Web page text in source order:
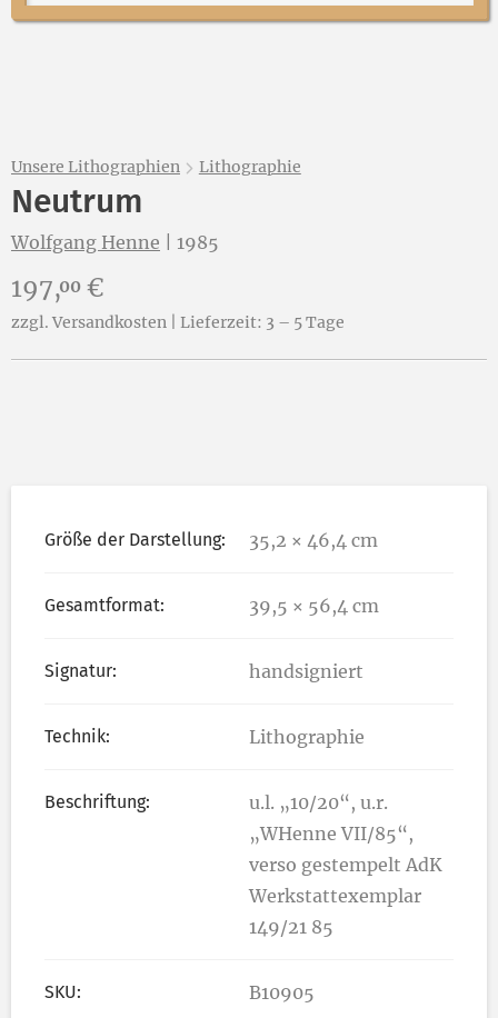
Unsere Lithographien Lithographie
Neutrum
Wolfgang Henne 1985
Preis:
197,00 €
zzgl. Versandkosten | Lieferzeit: 3 – 5 Tage
Größe der Darstellung: 35,2 × 46,4 cm
Gesamtformat: 39,5 × 56,4 cm
Signatur: handsigniert
Technik: Lithographie
Beschriftung:
u.l. „10/20“, u.r.
„WHenne VII/85“,
verso gestempelt AdK
Werkstattexemplar
149/21 85
SKU: B10905